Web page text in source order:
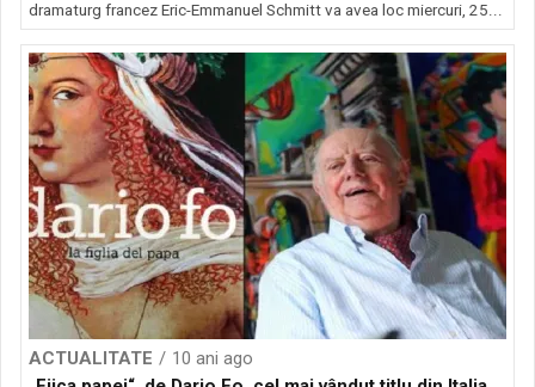
dramaturg francez Eric-Emmanuel Schmitt va avea loc miercuri, 25...
ACTUALITATE
10 ani ago